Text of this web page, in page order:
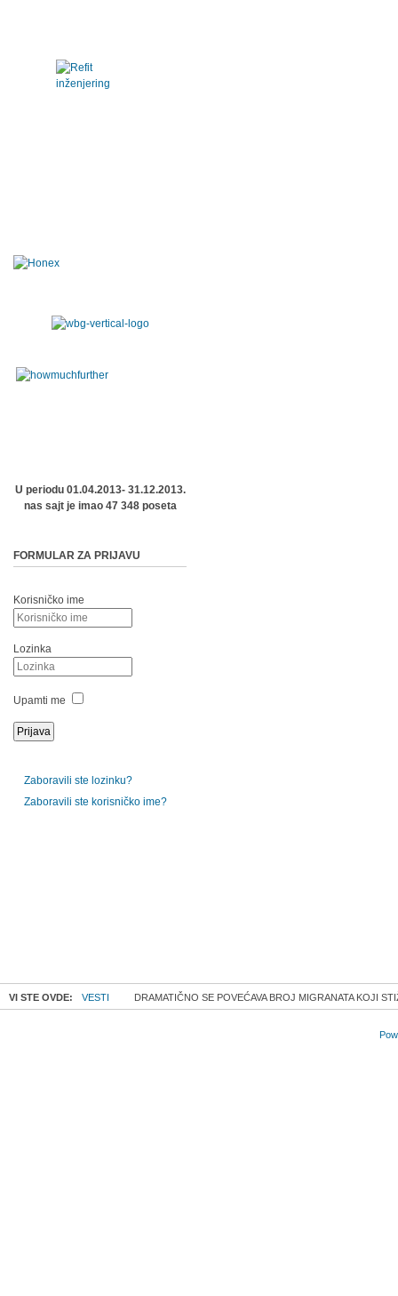
U periodu 01.04.2013- 31.12.2013.
nas sajt je imao 47 348 poseta
FORMULAR ZA PRIJAVU
Korisničko ime
Lozinka
Upamti me
Zaboravili ste lozinku?
Zaboravili ste korisničko ime?
VI STE OVDE: VESTI DRAMATIČNO SE POVEĆAVA BROJ MIGRANATA KOJI